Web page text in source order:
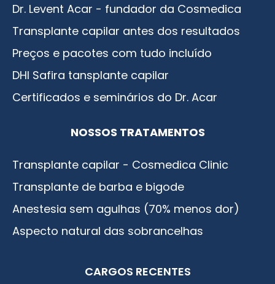
Dr. Levent Acar - fundador da Cosmedica
Transplante capilar antes dos resultados
Preços e pacotes com tudo incluído
DHI Safira tansplante capilar
Certificados e seminários do Dr. Acar
NOSSOS TRATAMENTOS
Transplante capilar - Cosmedica Clinic
Transplante de barba e bigode
Anestesia sem agulhas (70% menos dor)
Aspecto natural das sobrancelhas
CARGOS RECENTES